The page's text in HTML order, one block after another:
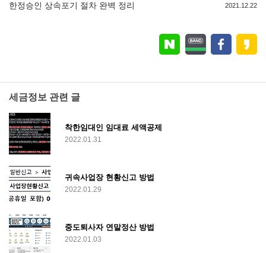
한정승인 상속포기 절차 완벽 정리 2021.12.22
세금정보 관련 글
착한임대인 임대료 세액공제
2022.01.31
귀속사업장 현황신고 방법
2022.01.29
중도퇴사자 연말정산 방법
2022.01.03